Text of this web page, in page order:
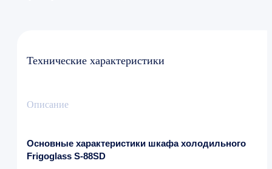
Технические характеристики
Описание
Основные характеристики шкафа холодильного
Frigoglass S-88SD